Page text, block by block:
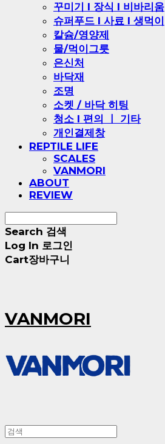
꾸미기 l 장식 l 비바리움
슈퍼푸드 l 사료 l 생먹이
칼슘/영양제
물/먹이그릇
은신처
바닥재
조명
소켓 / 바닥 히팅
청소 l 편의 ㅣ 기타
개인결제창
REPTILE LIFE
SCALES
VANMORI
ABOUT
REVIEW
Search 검색
Log In 로그인
Cart장바구니
VANMORI